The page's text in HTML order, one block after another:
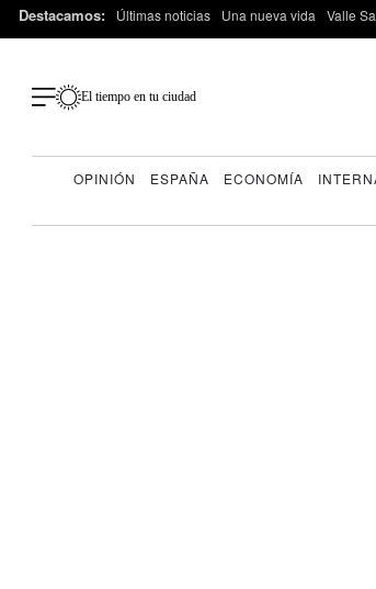
Destacamos: Últimas noticias Una nueva vida Valle
El tiempo en tu ciudad
OPINIÓN ESPAÑA ECONOMÍA